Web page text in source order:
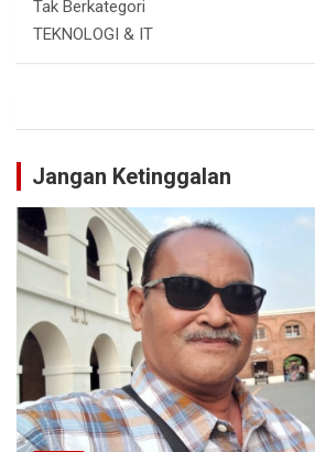
Tak Berkategori
TEKNOLOGI & IT
Jangan Ketinggalan